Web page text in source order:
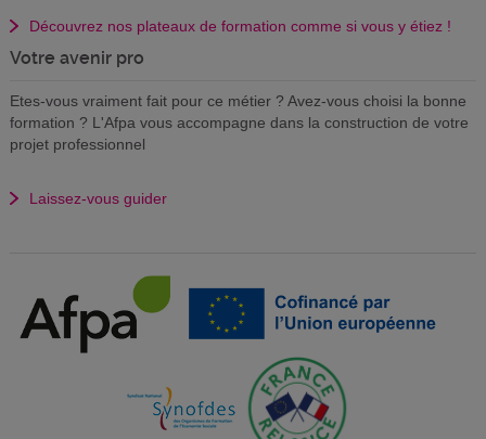
Découvrez nos plateaux de formation comme si vous y étiez !
Votre avenir pro
Etes-vous vraiment fait pour ce métier ? Avez-vous choisi la bonne
formation ? L'Afpa vous accompagne dans la construction de votre
projet professionnel
Laissez-vous guider